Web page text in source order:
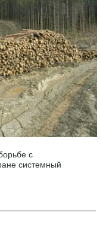
с
системный